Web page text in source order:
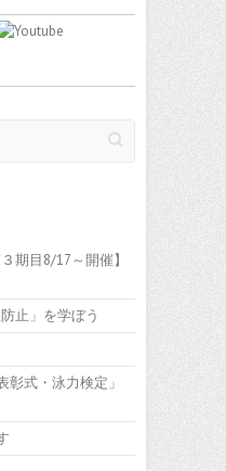
期目8/17～開催】
止」を学ぼう
彰式・泳力検定」